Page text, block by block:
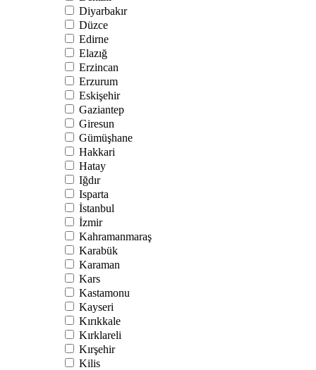
Diyarbakır
Düzce
Edirne
Elazığ
Erzincan
Erzurum
Eskişehir
Gaziantep
Giresun
Gümüşhane
Hakkari
Hatay
Iğdır
Isparta
İstanbul
İzmir
Kahramanmaraş
Karabük
Karaman
Kars
Kastamonu
Kayseri
Kırıkkale
Kırklareli
Kırşehir
Kilis